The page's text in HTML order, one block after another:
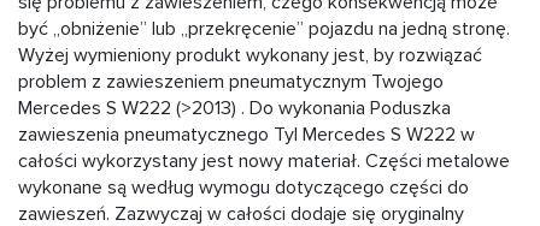
być „obniżenie” lub „przekręcenie” pojazdu na jedną stronę.
Wyżej wymieniony produkt wykonany jest, by rozwiązać
problem z zawieszeniem pneumatycznym Twojego
Mercedes S W222 (>2013) . Do wykonania Poduszka
zawieszenia pneumatycznego Tyl Mercedes S W222 w
całości wykorzystany jest nowy materiał. Części metalowe
wykonane są według wymogu dotyczącego części do
zawieszeń. Zazwyczaj w całości dodaje się oryginalny